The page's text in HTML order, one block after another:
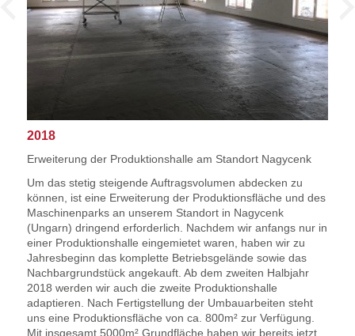
2018
Erweiterung der Produktionshalle am Standort Nagycenk
Um das stetig steigende Auftragsvolumen abdecken zu
können, ist eine Erweiterung der Produktionsfläche und des
Maschinenparks an unserem Standort in Nagycenk
(Ungarn) dringend erforderlich. Nachdem wir anfangs nur in
einer Produktionshalle eingemietet waren, haben wir zu
Jahresbeginn das komplette Betriebsgelände sowie das
Nachbargrundstück angekauft. Ab dem zweiten Halbjahr
2018 werden wir auch die zweite Produktionshalle
adaptieren. Nach Fertigstellung der Umbauarbeiten steht
uns eine Produktionsfläche von ca. 800m² zur Verfügung.
Mit insgesamt 5000m² Grundfläche haben wir bereits jetzt